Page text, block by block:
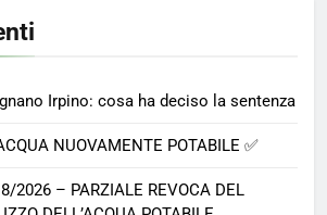
Irpino: cosa ha deciso la sentenza
NUOVAMENTE POTABILE ✅
2026 – PARZIALE REVOCA DEL